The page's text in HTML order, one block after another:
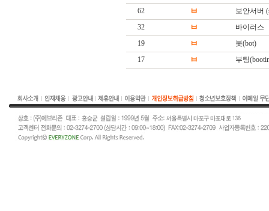
62
ㅂ
보안서버
32
ㅂ
바이러스
19
ㅂ
봇(bot)
17
ㅂ 부팅